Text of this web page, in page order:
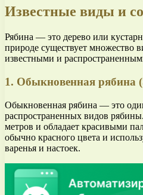
Известные виды и
Рябина — это дерево или
природе существует множество
известными и
1. Обыкновенная рябина
Обыкновенная рябина — это
распространенных видов
метров и обладает красивыми
обычно красного цвета и
варенья и настоек.